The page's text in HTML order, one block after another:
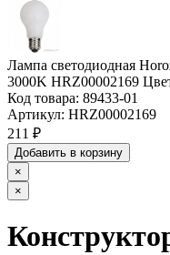
Лампа светодиодная
3000K HRZ00002169
Код товара: 89433-01
Артикул: HRZ00002169
211 ₽
Добавить в корзину
×
×